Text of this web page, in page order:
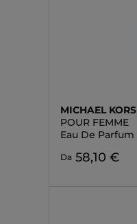
MICHAEL KORS
POUR FEMME
Eau De Parfum
Da 58,10 €